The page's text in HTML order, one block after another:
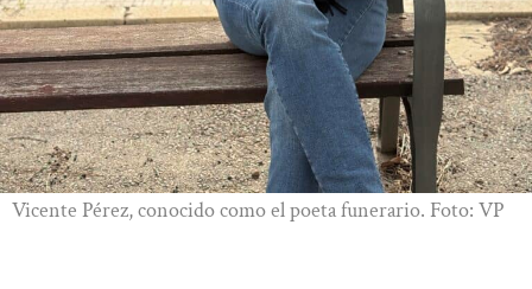
Vicente Pérez, conocido como el poeta funerario. Foto: VP